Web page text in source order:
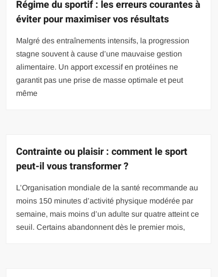
Régime du sportif : les erreurs courantes à
éviter pour maximiser vos résultats
Malgré des entraînements intensifs, la progression
stagne souvent à cause d’une mauvaise gestion
alimentaire. Un apport excessif en protéines ne
garantit pas une prise de masse optimale et peut
même
Contrainte ou plaisir : comment le sport
peut-il vous transformer ?
L’Organisation mondiale de la santé recommande au
moins 150 minutes d’activité physique modérée par
semaine, mais moins d’un adulte sur quatre atteint ce
seuil. Certains abandonnent dès le premier mois,